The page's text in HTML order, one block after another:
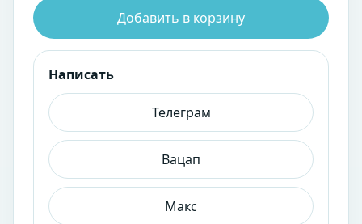
Добавить в корзину
Написать
Телеграм
Вацап
Макс